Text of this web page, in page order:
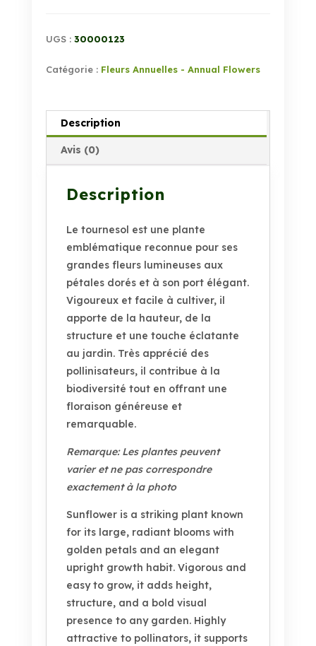
UGS : 30000123
Catégorie : Fleurs Annuelles - Annual Flowers
Description
Avis (0)
Description
Le tournesol est une plante
emblématique reconnue pour ses
grandes fleurs lumineuses aux
pétales dorés et à son port élégant.
Vigoureux et facile à cultiver, il
apporte de la hauteur, de la
structure et une touche éclatante
au jardin. Très apprécié des
pollinisateurs, il contribue à la
biodiversité tout en offrant une
floraison généreuse et
remarquable.
Remarque: Les plantes peuvent
varier et ne pas correspondre
exactement à la photo
Sunflower is a striking plant known
for its large, radiant blooms with
golden petals and an elegant
upright growth habit. Vigorous and
easy to grow, it adds height,
structure, and a bold visual
presence to any garden. Highly
attractive to pollinators, it supports